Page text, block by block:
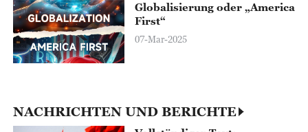
Globalisierung oder „America
First“
07-Mar-2025
NACHRICHTEN UND BERICHTE